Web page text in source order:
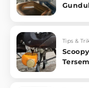
Tips &